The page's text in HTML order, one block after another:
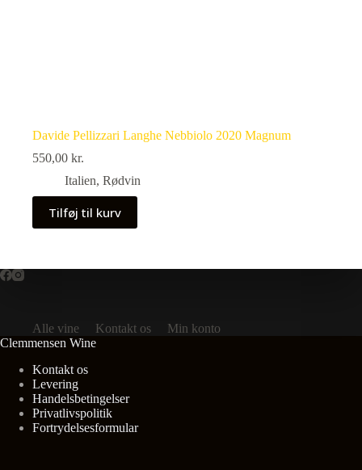
Davide Pellizzari Langhe Nebbiolo 2020 Magnum
550,00 kr.
Italien, Rødvin
Tilføj til kurv
Alle vine Kontakt os
Min konto
Clemmensen Wine
Kontakt os
Levering
Handelsbetingelser
Privatlivspolitik
Fortrydelsesformular